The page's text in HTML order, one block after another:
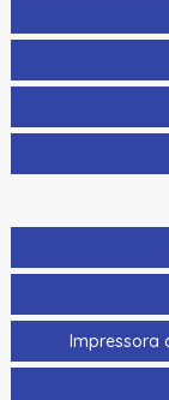
Impressora